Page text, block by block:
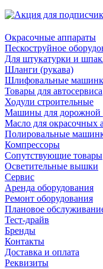
Окрасочные аппараты
Пескоструйное
Для штукатурки и
Шланги (рукава)
Шлифовальные
Товары для автосервиса
Ходули строительные
Машины для дорожной
Масло для окрасочных
Полировальные
Компрессоры
Сопутствующие товары
Осветительные вышки
Сервис
Аренда оборудования
Ремонт оборудования
Плановое
Тест-драйв
Бренды
Контакты
Доставка и оплата
Реквизиты